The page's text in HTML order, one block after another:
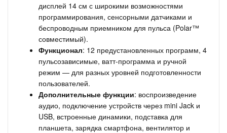
дисплей 14 см с широкими возможностями
программирования, сенсорными датчиками и
беспроводным приемником для пульса (Polar™
совместимый).
Функционал: 12 предустановленных программ, 4
пульсозависимые, ватт-программа и ручной
режим — для разных уровней подготовленности
пользователей.
Дополнительные функции: воспроизведение
аудио, подключение устройств через mini Jack и
USB, встроенные динамики, подставка для
планшета, зарядка смартфона, вентилятор и